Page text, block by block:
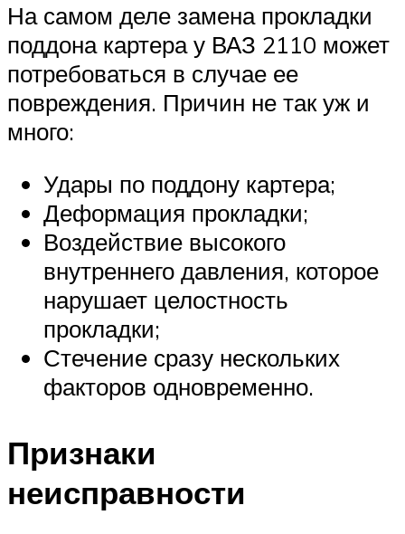
На самом деле замена прокладки
поддона картера у ВАЗ 2110 может
потребоваться в случае ее
повреждения. Причин не так уж и
много:
Удары по поддону картера;
Деформация прокладки;
Воздействие высокого
внутреннего давления, которое
нарушает целостность
прокладки;
Стечение сразу нескольких
факторов одновременно.
Признаки
неисправности